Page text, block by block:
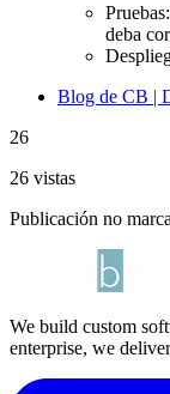
deba
Blog de CB |
26
26 vistas
Publicación no
We build custom
enterprise, we